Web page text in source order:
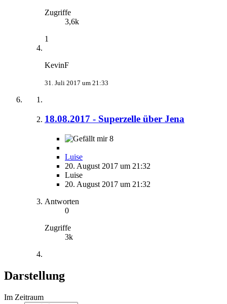
Zugriffe
3,6k
1
KevinF
31. Juli 2017 um 21:33
18.08.2017 - Superzelle über Jena
8
Luise
20. August 2017 um 21:32
Luise
20. August 2017 um 21:32
Antworten
0
Zugriffe
3k
Darstellung
Im Zeitraum